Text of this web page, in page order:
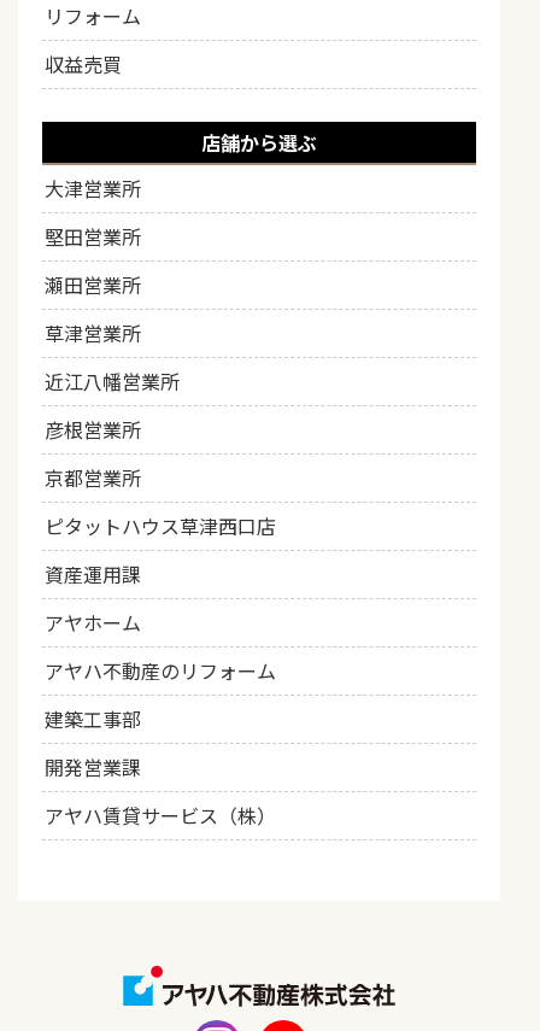
リフォーム
収益売買
店舗から選ぶ
大津営業所
堅田営業所
瀬田営業所
草津営業所
近江八幡営業所
彦根営業所
京都営業所
ピタットハウス草津西口店
資産運用課
アヤホーム
アヤハ不動産のリフォーム
建築工事部
開発営業課
アヤハ賃貸サービス（株）